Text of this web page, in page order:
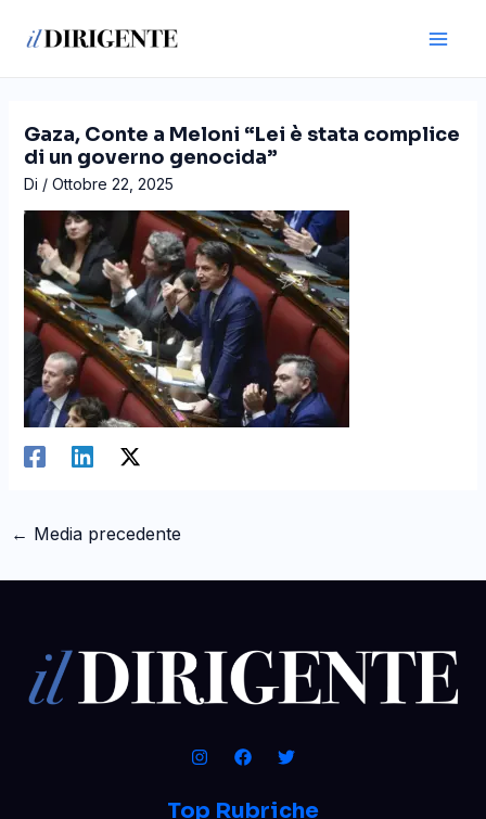
Gaza, Conte a Meloni “Lei è stata complice
di un governo genocida”
Di / Ottobre 22, 2025
articoli
← Media precedente
Top Rubriche